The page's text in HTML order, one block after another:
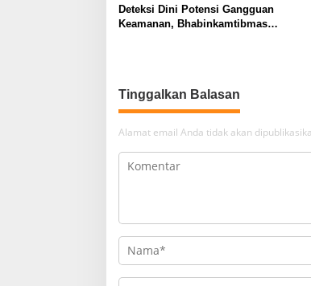
Deteksi Dini Potensi Gangguan
Keamanan, Bhabinkamtibmas
Tinggalkan Balasan
Alamat email Anda tidak akan